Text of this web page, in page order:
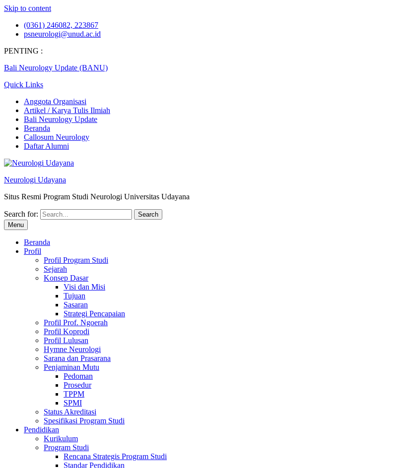
Skip to content
(0361) 246082, 223867
psneurologi@unud.ac.id
PENTING :
Bali Neurology Update (BANU)
Quick Links
Anggota Organisasi
Artikel / Karya Tulis Ilmiah
Bali Neurology Update
Beranda
Callosum Neurology
Daftar Alumni
Neurologi Udayana
Situs Resmi Program Studi Neurologi Universitas Udayana
Search for:
Menu
Beranda
Profil
Profil Program Studi
Sejarah
Konsep Dasar
Visi dan Misi
Tujuan
Sasaran
Strategi Pencapaian
Profil Prof. Ngoerah
Profil Koprodi
Profil Lulusan
Hymne Neurologi
Sarana dan Prasarana
Penjaminan Mutu
Pedoman
Prosedur
TPPM
SPMI
Status Akreditasi
Spesifikasi Program Studi
Pendidikan
Kurikulum
Program Studi
Rencana Strategis Program Studi
Standar Pendidikan